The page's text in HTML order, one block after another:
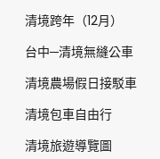
清境跨年（12月）
台中─清境無縫公車
清境農場假日接駁車
清境包車自由行
清境旅遊導覽圖